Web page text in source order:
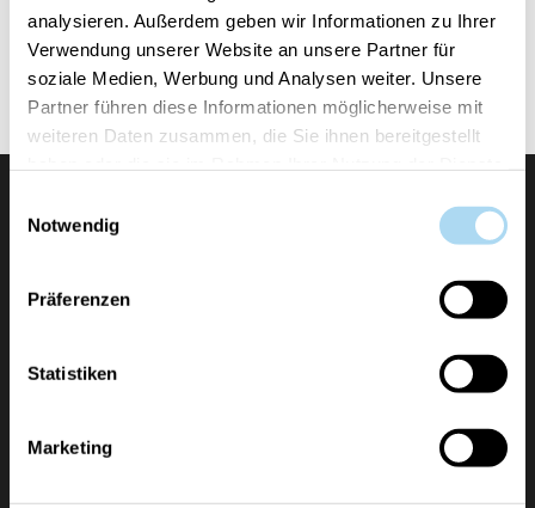
analysieren. Außerdem geben wir Informationen zu Ihrer
Verwendung unserer Website an unsere Partner für
soziale Medien, Werbung und Analysen weiter. Unsere
Partner führen diese Informationen möglicherweise mit
weiteren Daten zusammen, die Sie ihnen bereitgestellt
Notwendig
Präferenzen
Statistiken
Marketing
Disponibile nel classico barattolo a clessidra in
varie dimensioni.
La Spirig Kerzen AG, con sede a Weinfelden,
rappresenta i marchi Yankee Candle, Chesapeake
Bay Candle, WoodWick e Cerería Mollá come
importatore generale ufficiale per la Svizzera.